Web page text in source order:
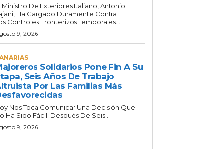
Ministro De Exteriores Italiano, Antonio
Ha Cargado Duramente Contra
Controles Fronterizos Temporales...
9, 2026
Solidarios Pone Fin A Su
Seis Años De Trabajo
Por Las Familias Más
Nos Toca Comunicar Una Decisión Que
Ha Sido Fácil: Después De Seis...
9, 2026